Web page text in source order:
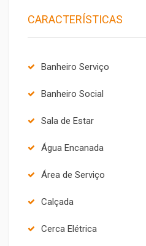
CARACTERÍSTICAS
Banheiro Serviço
Banheiro Social
Sala de Estar
Água Encanada
Área de Serviço
Calçada
Cerca Elétrica